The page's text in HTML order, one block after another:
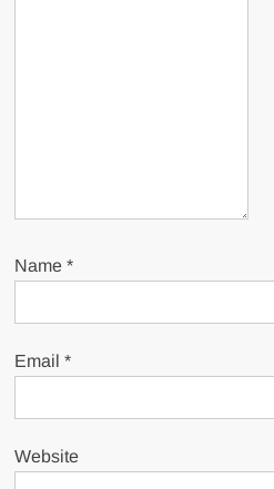
Name*
Email*
Website